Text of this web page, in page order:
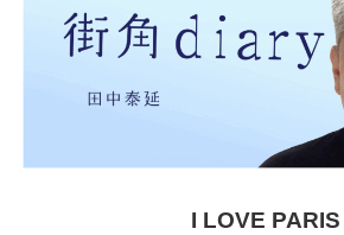
I LOVE PARIS